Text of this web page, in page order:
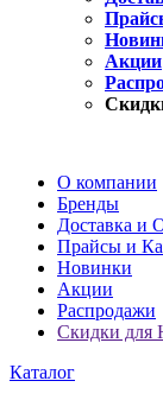
Акции
О компании
Бренды
Доставка и
Прайсы и
Новинки
Акции
Распродажи
Скидки для
Каталог